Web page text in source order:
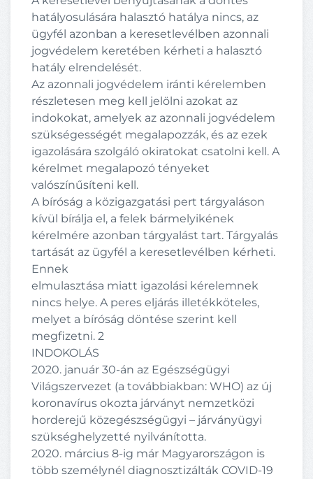
hatályosulására halasztó hatálya nincs, az
ügyfél azonban a keresetlevélben azonnali
jogvédelem keretében kérheti a halasztó
hatály elrendelését.
Az azonnali jogvédelem iránti kérelemben
részletesen meg kell jelölni azokat az
indokokat, amelyek az azonnali jogvédelem
szükségességét megalapozzák, és az ezek
igazolására szolgáló okiratokat csatolni kell. A
kérelmet megalapozó tényeket
valószínűsíteni kell.
A bíróság a közigazgatási pert tárgyaláson
kívül bírálja el, a felek bármelyikének
kérelmére azonban tárgyalást tart. Tárgyalás
tartását az ügyfél a keresetlevélben kérheti.
Ennek
elmulasztása miatt igazolási kérelemnek
nincs helye. A peres eljárás illetékköteles,
melyet a bíróság döntése szerint kell
megfizetni. 2
INDOKOLÁS
2020. január 30-án az Egészségügyi
Világszervezet (a továbbiakban: WHO) az új
koronavírus okozta járványt nemzetközi
horderejű közegészségügyi – járványügyi
szükséghelyzetté nyilvánította.
2020. március 8-ig már Magyarországon is
több személynél diagnosztizálták COVID-19